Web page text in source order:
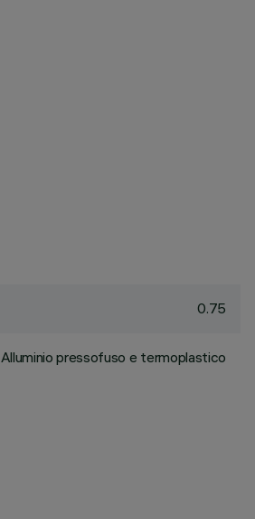
0.75
Alluminio pressofuso e termoplastico